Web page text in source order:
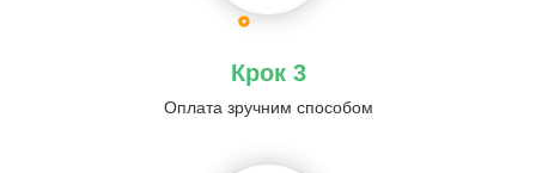
Крок 3
Оплата зручним способом